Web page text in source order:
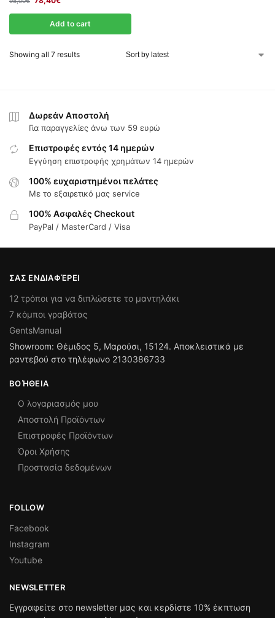
Add to cart
Showing all 7 results
Δωρεάν Αποστολή
Για παραγγελίες άνω των 59 ευρώ
Επιστροφές εντός 14 ημερών
Εγγύηση επιστροφής χρημάτων 14 ημερών
100% ευχαριστημένοι πελάτες
Με το εξαιρετικό μας service
100% Ασφαλές Checkout
PayPal / MasterCard / Visa
ΣΑΣ ΕΝΔΙΑΦΈΡΕΙ
12 τρόποι για να διπλώσετε το μαντηλάκι
7 κόμποι γραβάτας
GentsManual
Showroom: Θέμιδος 5, Μαρούσι, 15124. Αποκλειστικά με
ραντεβού στο τηλέφωνο 2130386733
ΒΟΉΘΕΙΑ
Ο λογαριασμός μου
Αποστολή Προϊόντων
Επιστροφές Προϊόντων
Όροι Χρήσης
Προστασία δεδομένων
FOLLOW
Facebook
Instagram
Youtube
NEWSLETTER
Εγγραφείτε στο newsletter μας και κερδίστε 10% έκπτωση